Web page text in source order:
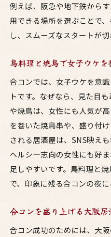
例えば、阪急や地下鉄から
用できる場所を選ぶことで
し、スムーズなスタートが切
鳥料理と焼鳥で女子ウケを
合コンでは、女子ウケを意
トです。なぜなら、見た目
や焼鳥は、女性にも人気が
を巻いた焼鳥串や、盛り付
される居酒屋は、SNS映え
ヘルシー志向の女性にも好
足しやすいです。鳥料理と
で、印象に残る合コンの夜に
合コンを盛り上げる大阪居
合コン成功のためには、大